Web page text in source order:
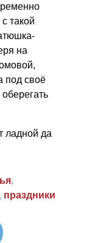
такой
на
под своё
оберегать
ладной да
,
праздники